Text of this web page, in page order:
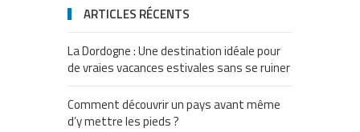
ARTICLES RÉCENTS
La Dordogne : Une destination idéale pour
de vraies vacances estivales sans se ruiner
Comment découvrir un pays avant même
d’y mettre les pieds ?